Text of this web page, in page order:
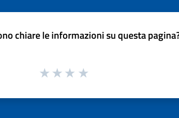
chiare le informazioni su questa